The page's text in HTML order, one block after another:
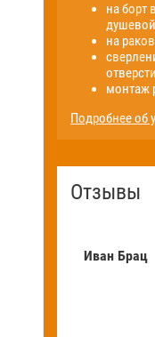
на борт
на
монтаж
Подробнее об
Отзывы
Иван Брац